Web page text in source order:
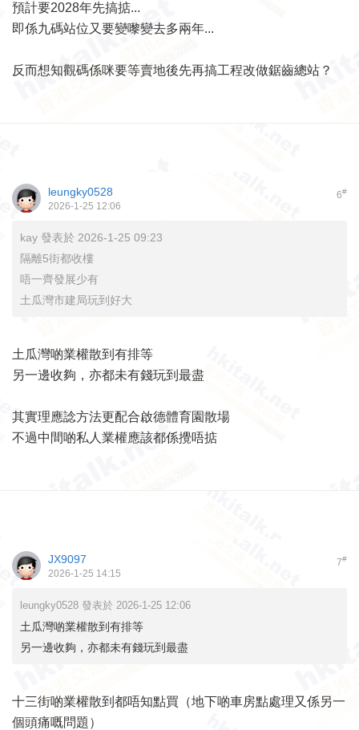
預計要2028年先搞掂...
即係九碼站位又要變嚟變去多兩年...
反而想知觀碼係咪要等賣地後先再搞工程改做鋸齒總站？
6#
leungky0528
2026-1-25 12:06
kay 發表於 2026-1-25 09:23
隔離5街都收樓
唔一齊發展少有
土瓜灣市建局玩到好大
土瓜灣啲業權散到有排等
另一邊收夠，亦都未有錢玩到最盡
其實理應諗方法更配合啟德體育園散場
不過中間啲私人業權應該都係攪唔掂
7#
JX9097
2026-1-25 14:15
leungky0528 發表於 2026-1-25 12:06
土瓜灣啲業權散到有排等
另一邊收夠，亦都未有錢玩到最盡
十三街啲業權散到都唔知點買（地下啲車房點處理又係另一
個頭痛嘅問題）